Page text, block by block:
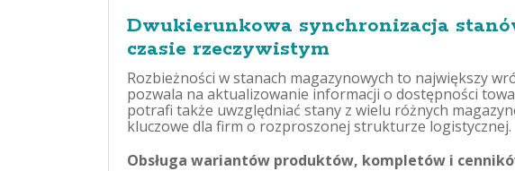
Dwukierunkowa synchronizacja
czasie rzeczywistym
Rozbieżności w stanach magazynowych to największy
pozwala na aktualizowanie informacji o dostępności
potrafi także uwzględniać stany z wielu różnych
kluczowe dla firm o rozproszonej strukturze logistycznej.
Obsługa wariantów produktów, kompletów i